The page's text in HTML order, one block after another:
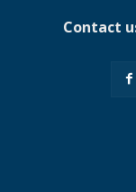
Contact